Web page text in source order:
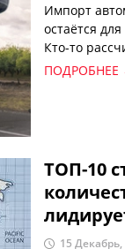
Импорт
остаётся
Кто-то
на
ПОДРОБНЕЕ
ТОП-10
15 Декабрь,